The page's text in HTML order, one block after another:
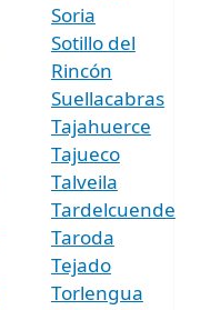
Soria
Sotillo del
Rincón
Suellacabras
Tajahuerce
Tajueco
Talveila
Tardelcuende
Taroda
Tejado
Torlengua